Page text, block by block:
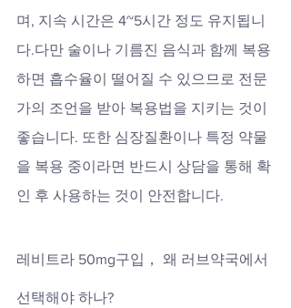
며, 지속 시간은 4~5시간 정도 유지됩니
다.다만 술이나 기름진 음식과 함께 복용
하면 흡수율이 떨어질 수 있으므로 전문
가의 조언을 받아 복용법을 지키는 것이
좋습니다. 또한 심장질환이나 특정 약물
을 복용 중이라면 반드시 상담을 통해 확
인 후 사용하는 것이 안전합니다.
레비트라 50mg구입， 왜 러브약국에서
선택해야 하나?